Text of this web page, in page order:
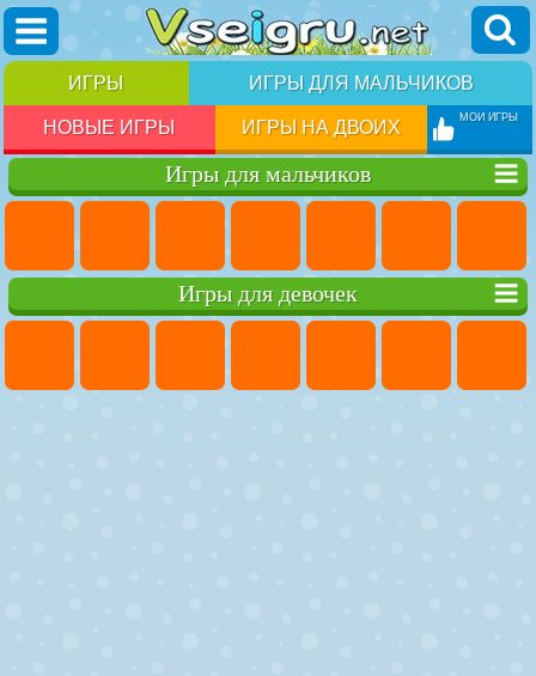
ИГРЫ ИГРЫ ДЛЯ МАЛЬЧИКОВ
НОВЫЕ ИГРЫ ИГРЫ НА ДВОИХ МОИ ИГРЫ
Игры для мальчиков
Игры для девочек